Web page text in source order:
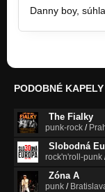
Danny boy,
PODOBNÉ KAPELY
The Fialky
punk-rock /
Slobodná
rock'n'roll-punk
Zóna A
punk /